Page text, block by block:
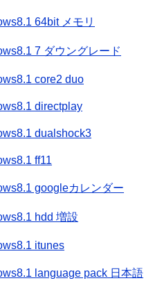
64bit メモリ
7 ダウングレード
core2 duo
directplay
dualshock3
ff11
googleカレンダー
hdd 増設
itunes
language pack 日本語